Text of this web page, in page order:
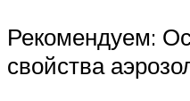
Рекомендуем:
свойства